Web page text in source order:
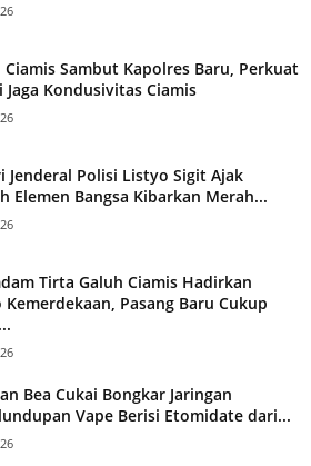
Ciamis Sambut Kapolres Baru, Perkuat
Jaga Kondusivitas Ciamis
Jenderal Polisi Listyo Sigit Ajak
Elemen Bangsa Kibarkan Merah...
Tirta Galuh Ciamis Hadirkan
Kemerdekaan, Pasang Baru Cukup
Bea Cukai Bongkar Jaringan
Vape Berisi Etomidate dari...